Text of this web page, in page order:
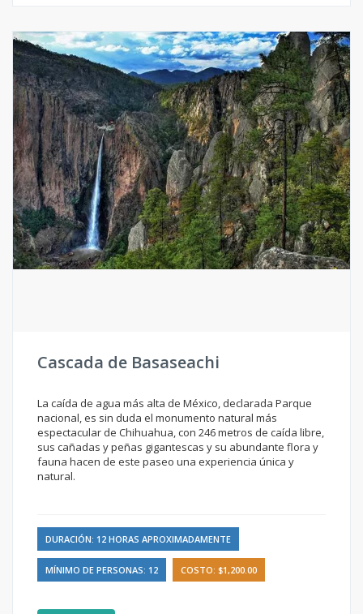
Cascada de Basaseachi
La caída de agua más alta de México, declarada Parque
nacional, es sin duda el monumento natural más
espectacular de Chihuahua, con 246 metros de caída libre,
sus cañadas y peñas gigantescas y su abundante flora y
fauna hacen de este paseo una experiencia única y
natural.
DURACIÓN: 12 HORAS APROXIMADAMENTE
MÍNIMO DE PERSONAS: 12 COSTO: $1,200.00